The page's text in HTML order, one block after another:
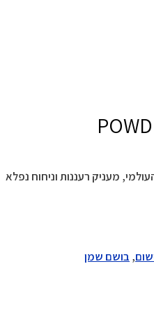
מעניק רעננות וניחוח נפלא
, בושם שמן